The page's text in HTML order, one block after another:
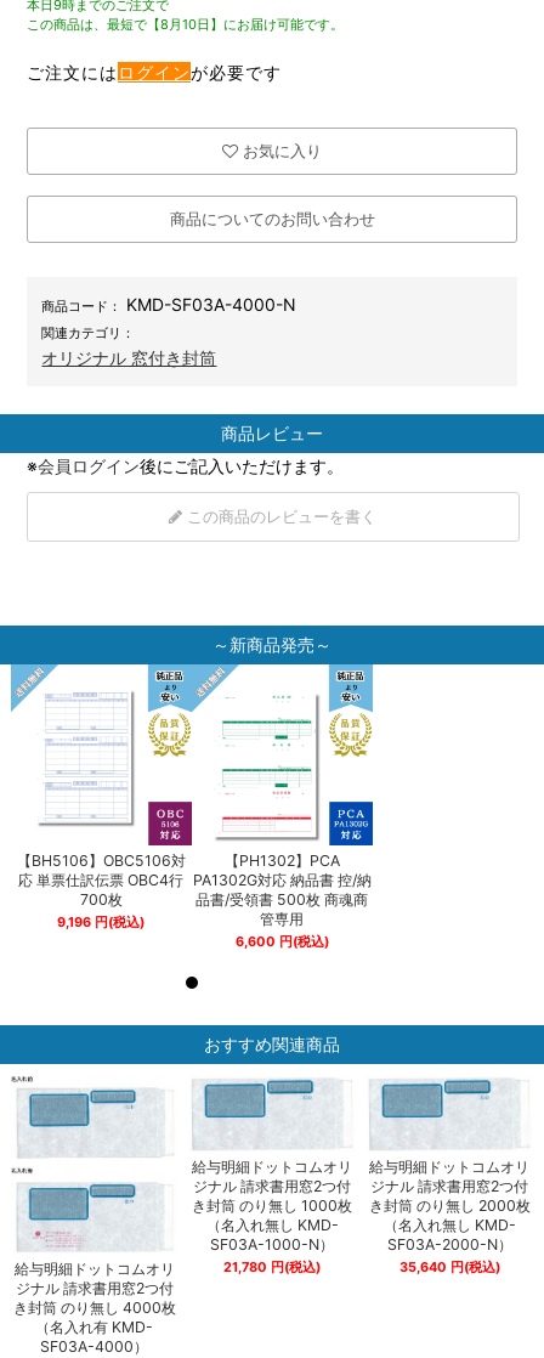
本日9時までのご注文で
この商品は、最短で【8月10日】にお届け可能です。
ご注文には ログインが必要です
お気に入り
商品についてのお問い合わせ
商品コード： KMD-SF03A-4000-N
関連カテゴリ：
オリジナル 窓付き封筒
商品レビュー
※会員ログイン後にご記入いただけます。
この商品のレビューを書く
～新商品発売～
【BH5106】OBC5106対
応 単票仕訳伝票 OBC4行
700枚
9,196 円 (税込)
【PH1302】PCA
PA1302G対応 納品書 控/納
品書/受領書 500枚 商魂商
管専用
6,600 円 (税込)
おすすめ関連商品
給与明細ドットコムオリ
ジナル 請求書用窓2つ付
き封筒 のり無し 4000枚
（名入れ有 KMD-
SF03A-4000）
給与明細ドットコムオリ
ジナル 請求書用窓2つ付
き封筒 のり無し 1000枚
（名入れ無し KMD-
SF03A-1000-N）
21,780 円(税込)
給与明細ドットコムオリ
ジナル 請求書用窓2つ付
き封筒 のり無し 2000枚
（名入れ無し KMD-
SF03A-2000-N）
35,640 円(税込)